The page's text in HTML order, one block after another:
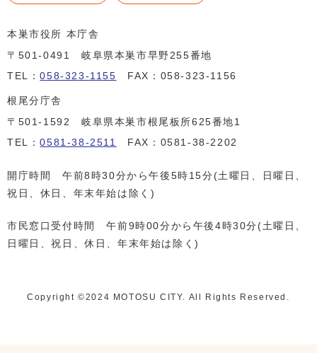
本巣市役所 本庁舎
〒501-0491 岐阜県本巣市早野255番地
TEL：058-323-1155 FAX：058-323-1156
根尾分庁舎
〒501-1592 岐阜県本巣市根尾板所625番地1
TEL：0581-38-2511 FAX：0581-38-2202
開庁時間 午前8時30分から午後5時15分(土曜日、日曜日、
祝日、休日、年末年始は除く)
市民窓口受付時間 午前9時00分から午後4時30分(土曜日、
日曜日、祝日、休日、年末年始は除く)
Copyright ©️2024 MOTOSU CITY. All Rights Reserved.